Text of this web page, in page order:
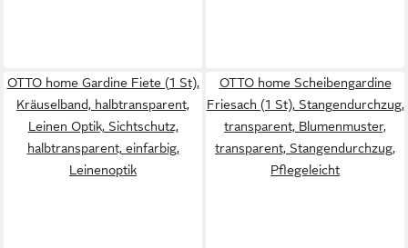
OTTO home Gardine Fiete (1 St),
Kräuselband, halbtransparent,
Leinen Optik, Sichtschutz,
halbtransparent, einfarbig,
Leinenoptik
OTTO home Scheibengardine
Friesach (1 St), Stangendurchzug,
transparent, Blumenmuster,
transparent, Stangendurchzug,
Pflegeleicht